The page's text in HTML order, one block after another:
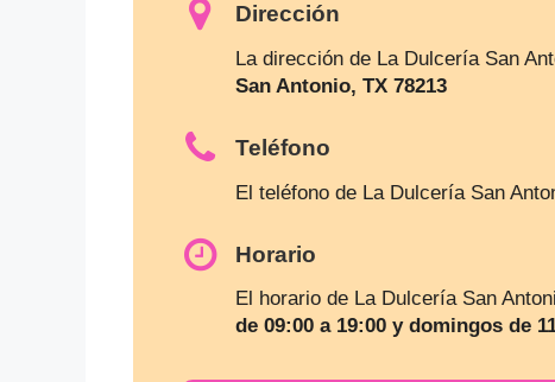
Dirección
La dirección de La Dulcería San
San Antonio, TX 78213
Teléfono
El teléfono de La Dulcería San
Horario
El horario de La Dulcería San
de 09:00 a 19:00 y domingos de